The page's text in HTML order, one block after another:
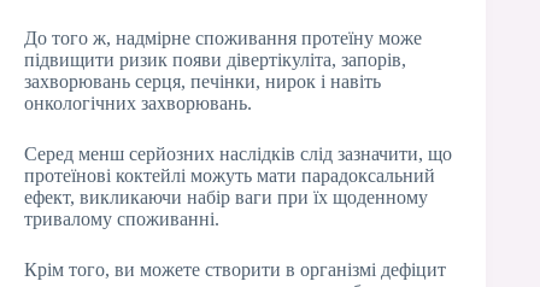
До того ж, надмірне споживання протеїну може
підвищити ризик появи дівертікуліта, запорів,
захворювань серця, печінки, нирок і навіть
онкологічних захворювань.
Серед менш серйозних наслідків слід зазначити, що
протеїнові коктейлі можуть мати парадоксальний
ефект, викликаючи набір ваги при їх щоденному
тривалому споживанні.
Крім того, ви можете створити в організмі дефіцит